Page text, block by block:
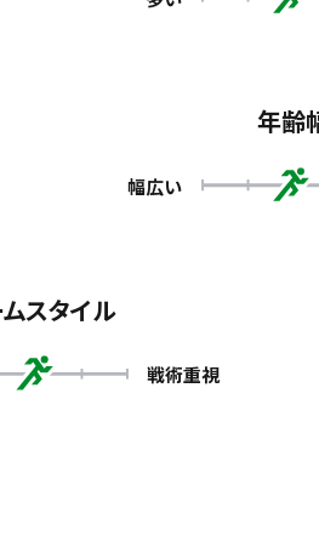
年齢
幅広い
スタイル
戦術重視